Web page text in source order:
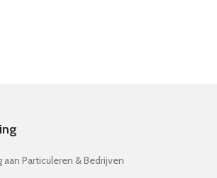
aan Particuleren & Bedrijven